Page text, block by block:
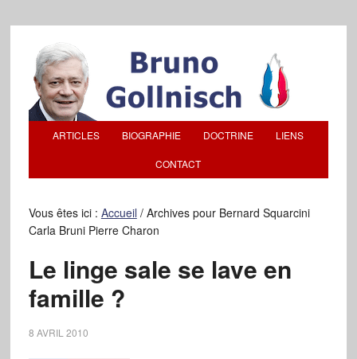
ARTICLES BIOGRAPHIE DOCTRINE LIENS
CONTACT
Vous êtes ici : Accueil /Archives pour Bernard Squarcini
Carla Bruni Pierre Charon
Le linge sale se lave en
famille ?
8 AVRIL 2010